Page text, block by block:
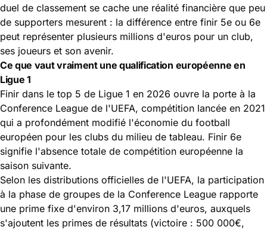
duel de classement se cache une réalité financière que peu
de supporters mesurent : la différence entre finir 5e ou 6e
peut représenter plusieurs millions d'euros pour un club,
ses joueurs et son avenir.
Ce que vaut vraiment une qualification européenne en
Ligue 1
Finir dans le top 5 de Ligue 1 en 2026 ouvre la porte à la
Conference League de l'UEFA, compétition lancée en 2021
qui a profondément modifié l'économie du football
européen pour les clubs du milieu de tableau. Finir 6e
signifie l'absence totale de compétition européenne la
saison suivante.
Selon les distributions officielles de l'UEFA, la participation
à la phase de groupes de la Conference League rapporte
une prime fixe d'environ 3,17 millions d'euros, auxquels
s'ajoutent les primes de résultats (victoire : 500 000€,